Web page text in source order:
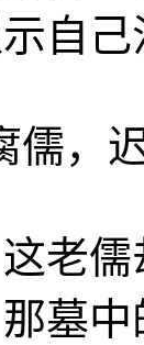
自
儒，
老
墓